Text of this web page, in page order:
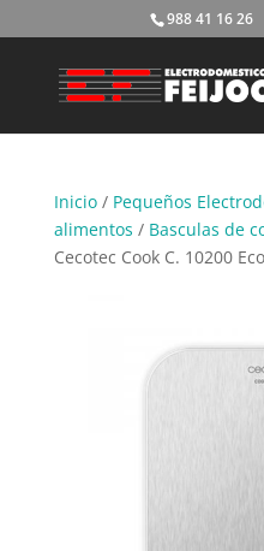
988 41 16 26
Inicio/ Pequeños
alimentos / Basculas de
Cecotec Cook C. 10200